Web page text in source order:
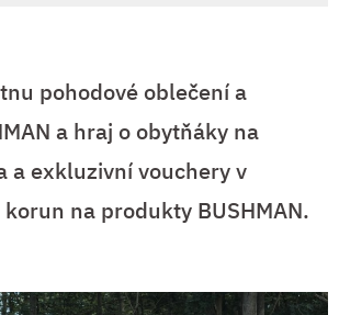
pohodové oblečení a
a hraj o obytňáky na
a exkluzivní vouchery v
na produkty BUSHMAN.